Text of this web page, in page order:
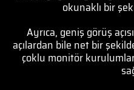
okunaklı bir
Ayrıca, geniş görüş
açılardan bile net bir
çoklu monitör